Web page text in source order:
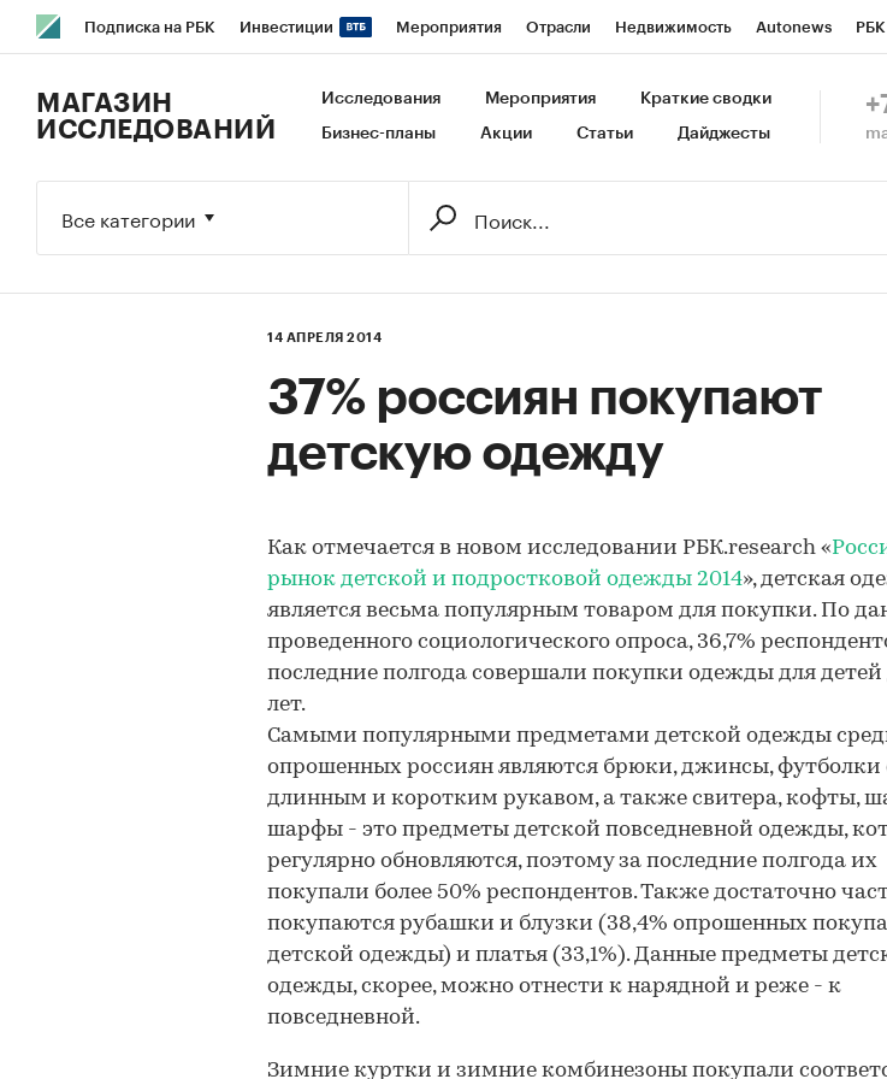
Подписка на РБК Инвестиции Мероприятия Отрасли Недвижимость Autonews
Исследования Кредитные рейтинги Франшизы Газета Спецпроекты СПб Конференции
МАГАЗИН
ИССЛЕДОВАНИЙ
Исследования Мероприятия Краткие сводки
Бизнес-планы Акции Статьи Дайджесты
Все категории
14 АПРЕЛЯ 2014
37% россиян покупают
детскую одежду
Как отмечается в новом исследовании РБК.research «
рынок детской и подростковой одежды 2014», детская
является весьма популярным товаром для покупки. По
проведенного социологического опроса, 36,7%
последние полгода совершали покупки одежды для детей
лет.
Самыми популярными предметами детской одежды
опрошенных россиян являются брюки, джинсы, футболки
длинным и коротким рукавом, а также свитера, кофты,
шарфы - это предметы детской повседневной одежды,
регулярно обновляются, поэтому за последние полгода их
покупали более 50% респондентов. Также достаточно
покупаются рубашки и блузки (38,4% опрошенных
детской одежды) и платья (33,1%). Данные предметы
одежды, скорее, можно отнести к нарядной и реже - к
повседневной.
Зимние куртки и зимние комбинезоны покупали